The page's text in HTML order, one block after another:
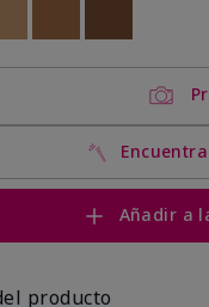
Añadir a
producto